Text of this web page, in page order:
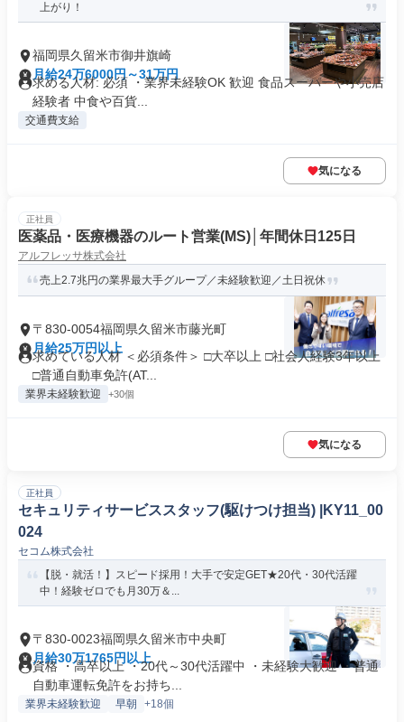
上がり！
福岡県久留米市御井旗崎
月給24万6000円～31万円
求める人材: 必須 ・業界未経験OK 歓迎 食品スーパーや小売店
経験者 中食や百貨...
交通費支給
気になる
正社員
医薬品・医療機器のルート営業(MS)│年間休日125日
アルフレッサ株式会社
売上2.7兆円の業界最大手グループ／未経験歓迎／土日祝休
〒830-0054福岡県久留米市藤光町
月給25万円以上
求めている人材 ＜必須条件＞ □大卒以上 □社会人経験3年以上
□普通自動車免許(AT...
業界未経験歓迎 +30個
気になる
正社員
セキュリティサービススタッフ(駆けつけ担当) |KY11_00
024
セコム株式会社
【脱・就活！】スピード採用！大手で安定GET★20代・30代活躍
中！経験ゼロでも月30万＆...
〒830-0023福岡県久留米市中央町
月給30万1765円以上
資格 ・高卒以上 ・20代～30代活躍中 ・未経験大歓迎 ・普通
自動車運転免許をお持ち...
業界未経験歓迎 早朝 +18個